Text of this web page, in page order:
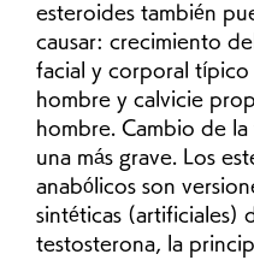
esteroides también
causar: crecimiento
facial y corporal típico
hombre y calvicie
hombre. Cambio de la
una más grave. Los
anabólicos son
sintéticas (artificiales)
testosterona, la